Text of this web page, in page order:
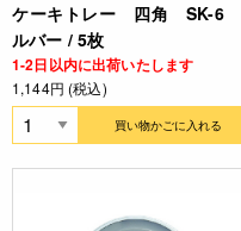
ケーキトレー 四角 SK-6
ルバー / 5枚
1-2日以内に出荷いたします
1,144円 (税込)
買い物かごに入れる